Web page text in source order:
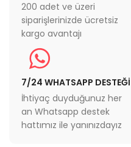
200 adet ve üzeri
siparişlerinizde ücretsiz
kargo avantajı
7/24 WHATSAPP DESTEĞİ
İhtiyaç duyduğunuz her
an Whatsapp destek
hattımız ile yanınızdayız